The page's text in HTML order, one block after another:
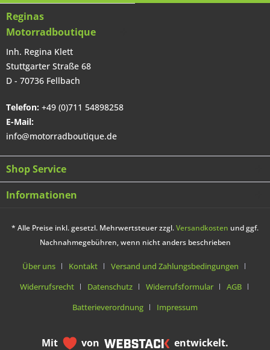
Reginas
Motorradboutique
Inh. Regina Klett
Stuttgarter Straße 68
D - 70736 Fellbach
Telefon: +49 (0)711 54898258
E-Mail:
info@motorradboutique.de
Shop Service
Informationen
* Alle Preise inkl. gesetzl. Mehrwertsteuer zzgl.Versandkosten und ggf.
Nachnahmegebühren, wenn nicht anders beschrieben
Über uns Kontakt
Versand und Zahlungsbedingungen
Widerrufsrecht
Datenschutz Widerrufsformular
AGB
Batterieverordnung
Impressum
Mit von entwickelt.